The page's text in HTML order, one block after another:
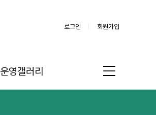
로그인 회원가입
운영갤러리